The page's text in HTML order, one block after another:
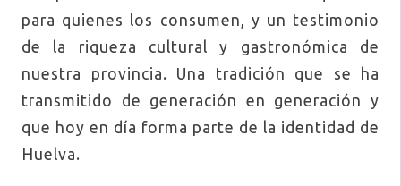
para quienes los consumen, y un testimonio
de la riqueza cultural y gastronómica de
nuestra provincia. Una tradición que se ha
transmitido de generación en generación y
que hoy en día forma parte de la identidad de
Huelva.